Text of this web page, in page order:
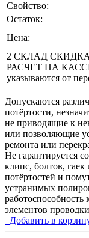
Свойство:
Остаток:
Цена:
2 СКЛАД
РАСЧЕТ НА
указываются от
Допускаются
потёртости,
не приводящие к
или позволяющие
ремонта или
Не гарантируется
клипс, болтов,
потёртостей и
устранимых
элементов
Добавить в